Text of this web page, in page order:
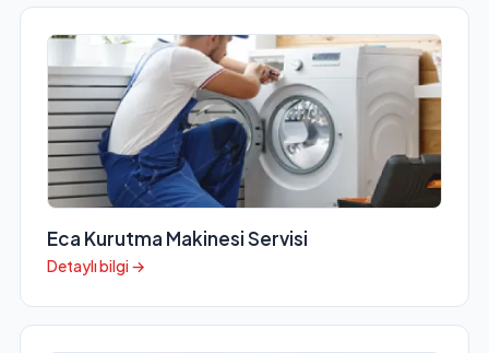
Eca Kurutma Makinesi Servisi
Detaylı bilgi →